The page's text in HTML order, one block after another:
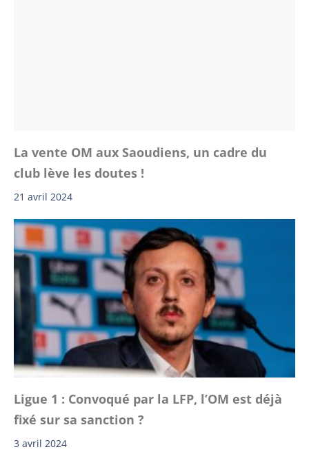
La vente OM aux Saoudiens, un cadre du
club lève les doutes !
21 avril 2024
Ligue 1 : Convoqué par la LFP, l’OM est déjà
fixé sur sa sanction ?
3 avril 2024